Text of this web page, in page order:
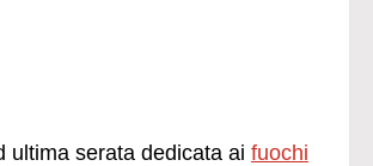
ultima serata dedicata ai fuochi